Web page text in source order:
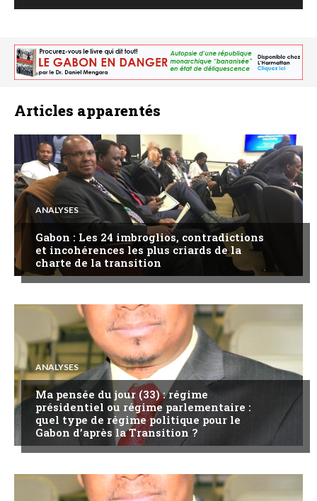
Articles apparentés
ANALYSES
Gabon : Les 24 imbroglios, contradictions
et incohérences les plus criards de la
charte de la transition
ANALYSES
Ma pensée du jour (33) : régime
présidentiel ou régime parlementaire :
quel type de régime politique pour le
Gabon d’après la Transition ?